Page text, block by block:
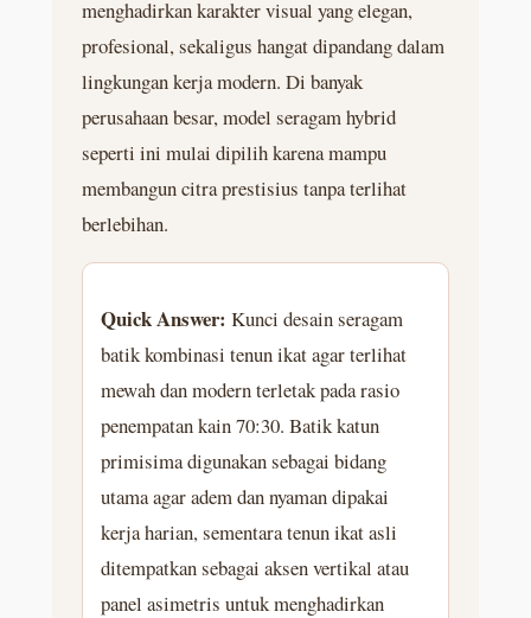
menghadirkan karakter visual yang elegan,
profesional, sekaligus hangat dipandang dalam
lingkungan kerja modern. Di banyak
perusahaan besar, model seragam hybrid
seperti ini mulai dipilih karena mampu
membangun citra prestisius tanpa terlihat
berlebihan.
Quick Answer: Kunci desain seragam
batik kombinasi tenun ikat agar terlihat
mewah dan modern terletak pada rasio
penempatan kain 70:30. Batik katun
primisima digunakan sebagai bidang
utama agar adem dan nyaman dipakai
kerja harian, sementara tenun ikat asli
ditempatkan sebagai aksen vertikal atau
panel asimetris untuk menghadirkan